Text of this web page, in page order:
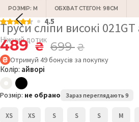
РОЗМІР: M ОБХВАТ СТЕГОН: 98СМ
4.5
Труси сліпи високі 021GT
Ніжний дотик
489₴ 699₴
Отримуй 49бонусів за покупку
Колір: айворі
Розмір: не обрано Зараз переглядають 9
XS XS S S S M